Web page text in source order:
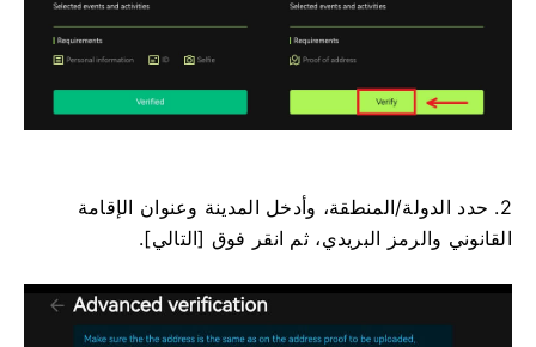
2. حدد الدولة/المنطقة، وأدخل المدينة وعنوان الإقامة
القانوني والرمز البريدي، ثم انقر فوق [التالي].